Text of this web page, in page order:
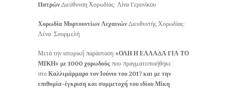
ΠατρώνΔιεύθυνση Χορωδίας: Λίνα Γερονίκου
Χορωδία Μυρτουντίων ΛεχαινώνΔιευθυντής Χορωδίας:
Λένα Σουρμελή
Μετά την ιστορική́ παράσταση «ΟΛΗ Η ΕΛΛΑΔΑ ΓΙΑ ΤΟ
ΜΙΚΗ» με 1000 χορωδούς που πραγματοποιήθηκε
στο Καλλιμάρμαρο τον Ιούνιο του 2017 και με την
επιθυμία-έγκριση και συμμετοχή́ του ιδίου Μίκη